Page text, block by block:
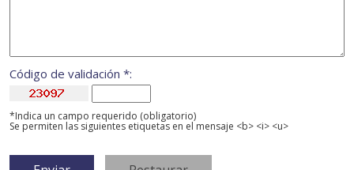
Código de validación *:
*Indica un campo requerido (obligatorio)
Se permiten las siguientes etiquetas en el mensaje <b> <i> <u>